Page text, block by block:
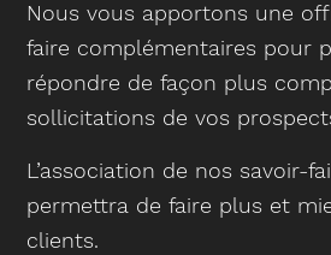
Nous vous apportons une
faire complémentaires pour
répondre de façon plus
sollicitations de vos
L’association de nos savoir-
permettra de faire plus et
clients.